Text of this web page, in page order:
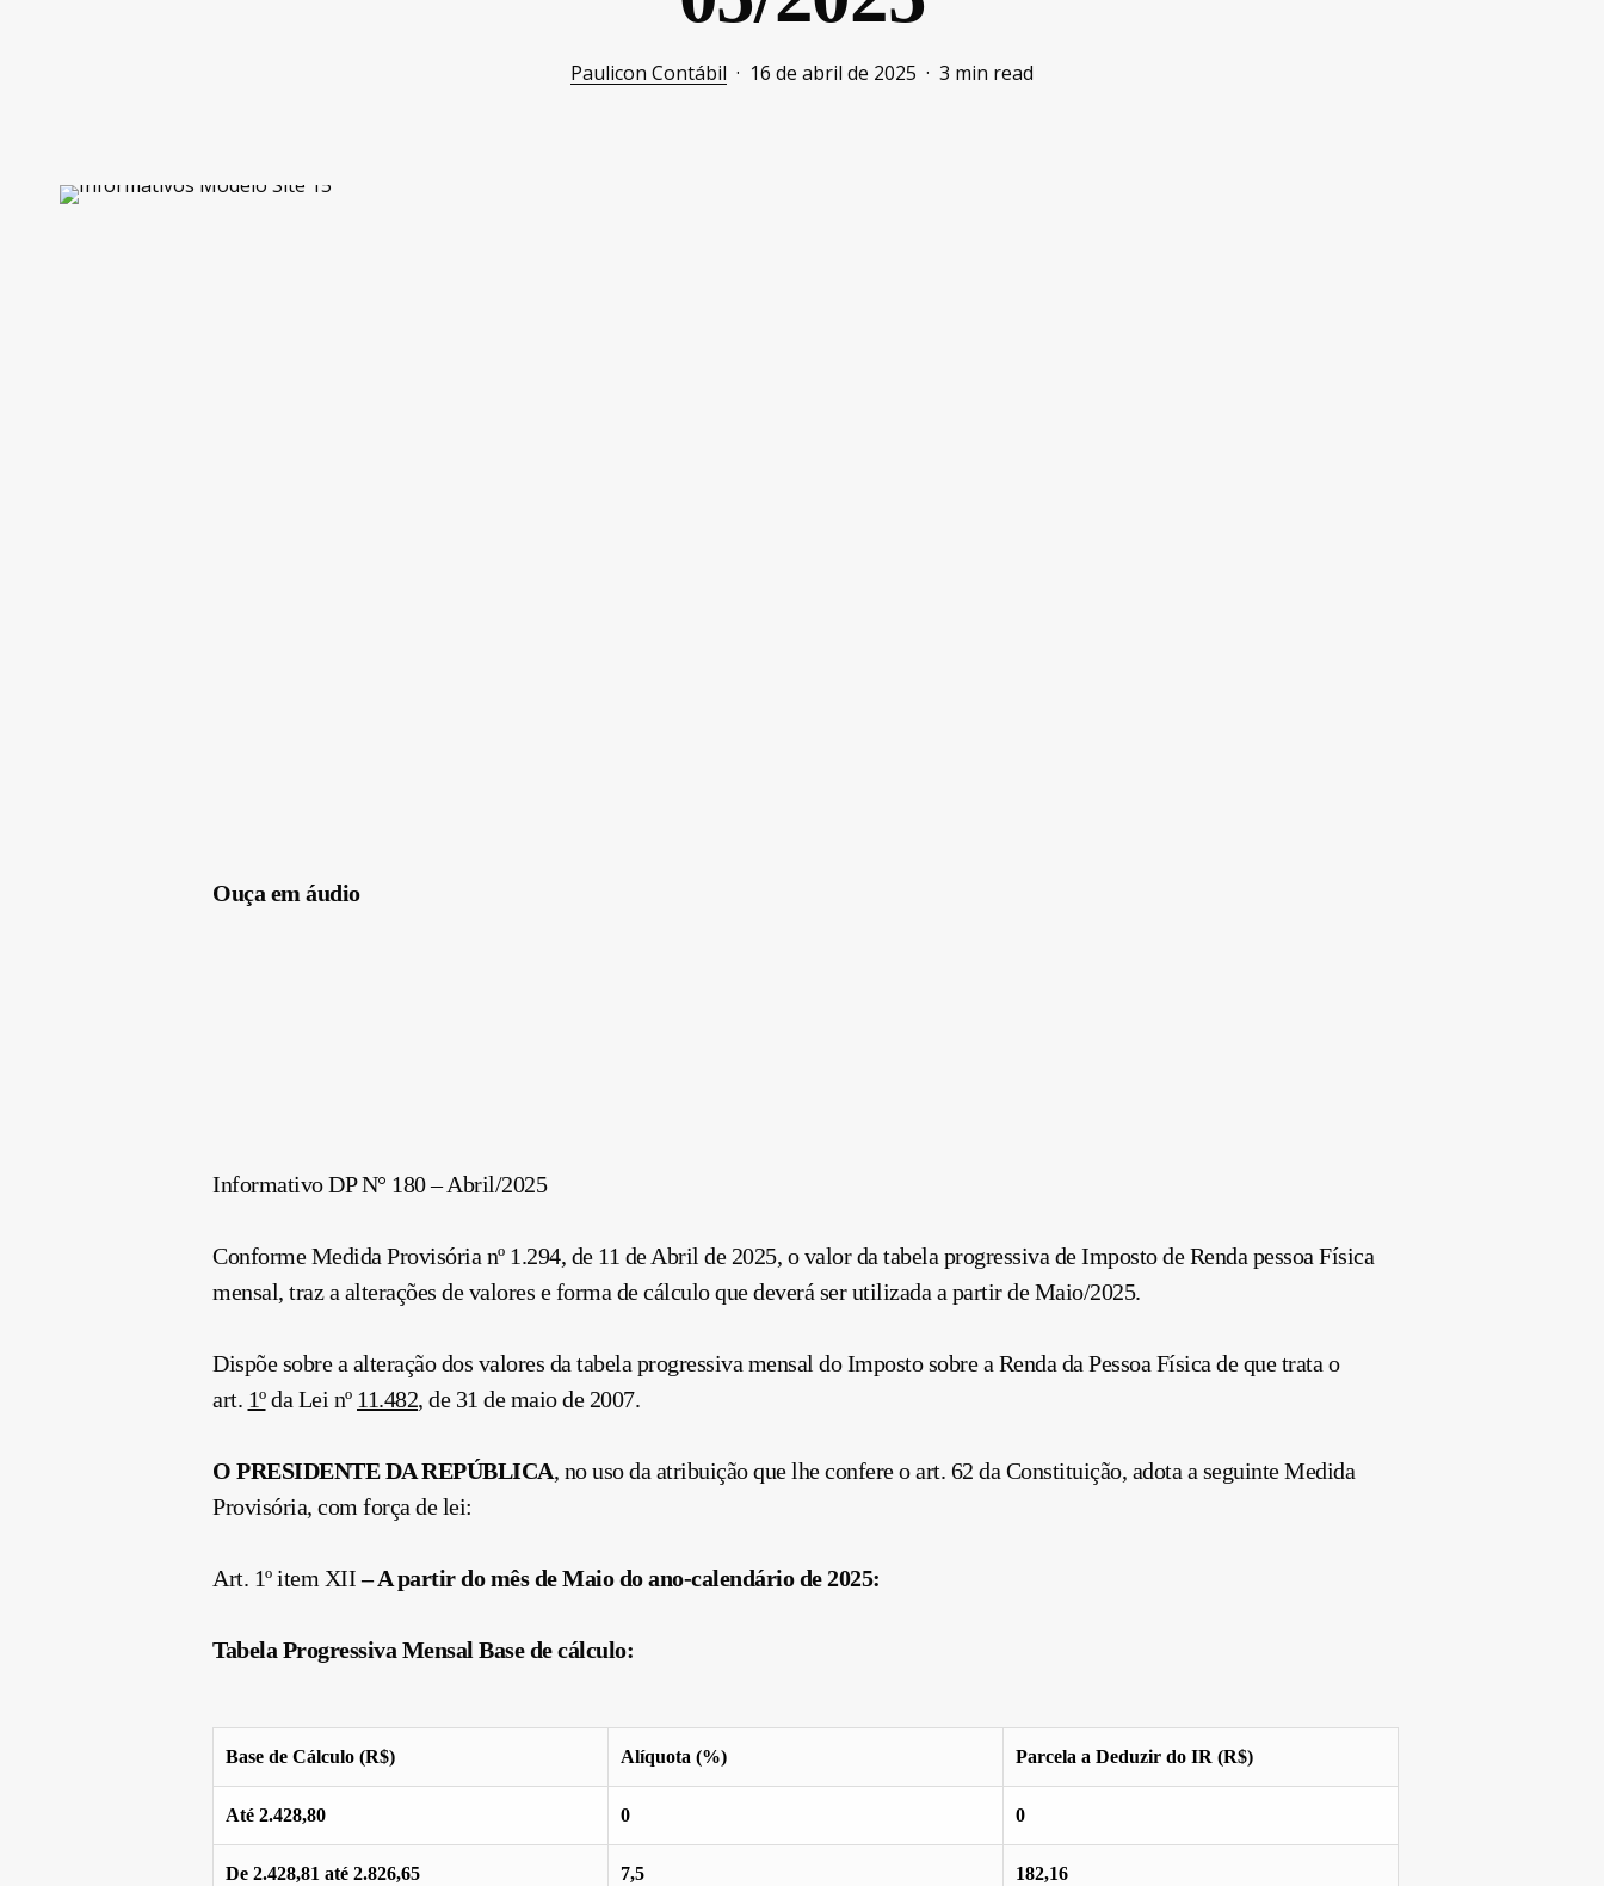
Paulicon Contábil 16 de abril de 2025 3 min read
Ouça em áudio
Informativo DP N° 180 – Abril/2025
Conforme Medida Provisória nº 1.294, de 11 de Abril de 2025, o valor da tabela progressiva de Imposto de Renda pessoa Física
mensal, traz a alterações de valores e forma de cálculo que deverá ser utilizada a partir de Maio/2025.
Dispõe sobre a alteração dos valores da tabela progressiva mensal do Imposto sobre a Renda da Pessoa Física de que trata o
art. 1ºda Lei nº 11.482, de 31 de maio de 2007.
O PRESIDENTE DA REPÚBLICA, no uso da atribuição que lhe confere o art. 62 da Constituição, adota a seguinte Medida
Provisória, com força de lei:
Art. 1º item XII– A partir do mês de Maio do ano-calendário de 2025:
Tabela Progressiva Mensal Base de cálculo:
Base de Cálculo (R$) Alíquota (%) Parcela a Deduzir do IR (R$)
Até 2.428,80 0 0
De 2.428,81 até 2.826,65 7,5 182,16